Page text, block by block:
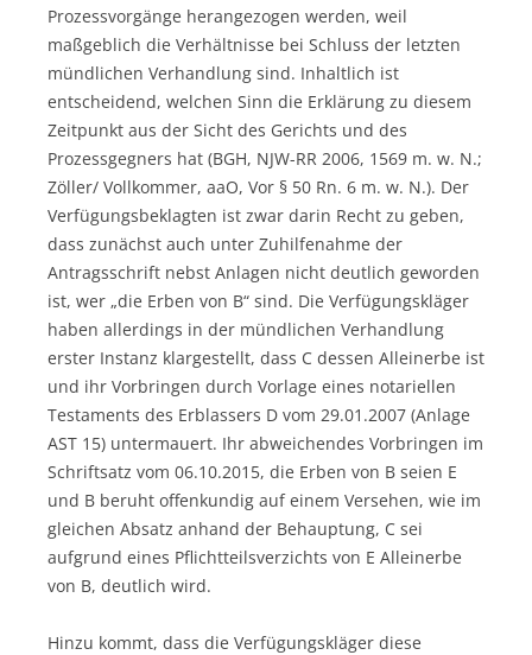
Prozessvorgänge herangezogen werden, weil
maßgeblich die Verhältnisse bei Schluss der letzten
mündlichen Verhandlung sind. Inhaltlich ist
entscheidend, welchen Sinn die Erklärung zu diesem
Zeitpunkt aus der Sicht des Gerichts und des
Prozessgegners hat (BGH, NJW-RR 2006, 1569 m. w. N.;
Zöller/ Vollkommer, aaO, Vor § 50 Rn. 6 m. w. N.). Der
Verfügungsbeklagten ist zwar darin Recht zu geben,
dass zunächst auch unter Zuhilfenahme der
Antragsschrift nebst Anlagen nicht deutlich geworden
ist, wer „die Erben von B“ sind. Die Verfügungskläger
haben allerdings in der mündlichen Verhandlung
erster Instanz klargestellt, dass C dessen Alleinerbe ist
und ihr Vorbringen durch Vorlage eines notariellen
Testaments des Erblassers D vom 29.01.2007 (Anlage
AST 15) untermauert. Ihr abweichendes Vorbringen im
Schriftsatz vom 06.10.2015, die Erben von B seien E
und B beruht offenkundig auf einem Versehen, wie im
gleichen Absatz anhand der Behauptung, C sei
aufgrund eines Pflichtteilsverzichts von E Alleinerbe
von B, deutlich wird.
Hinzu kommt, dass die Verfügungskläger diese